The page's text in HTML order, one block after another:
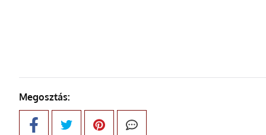
Megosztás: